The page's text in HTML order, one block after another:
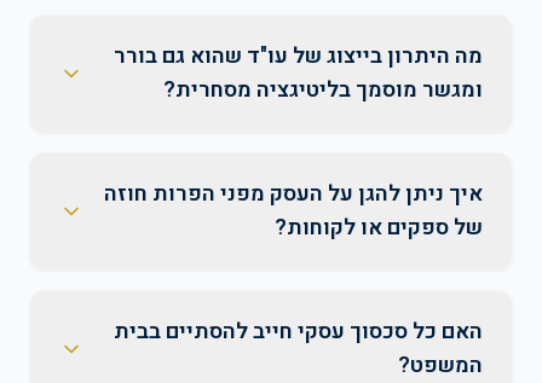
מה היתרון בייצוג של עו"ד שהוא גם בורר
ומגשר מוסמך בליטיגציה מסחרית?
איך ניתן להגן על העסק מפני הפרות חוזה
של ספקים או לקוחות?
האם כל סכסוך עסקי חייב להסתיים בבית
המשפט?